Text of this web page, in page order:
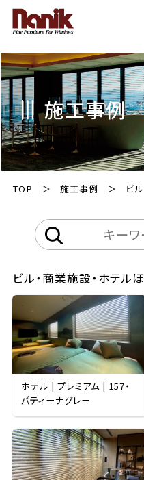
施工事例
TOP 施工事例 ビ
ビル・商業施設・ホテル
ホテル | プレミアム | 157・
パティーナグレー